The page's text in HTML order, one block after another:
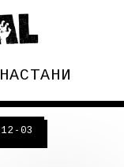
НАСТАНИ
12-03